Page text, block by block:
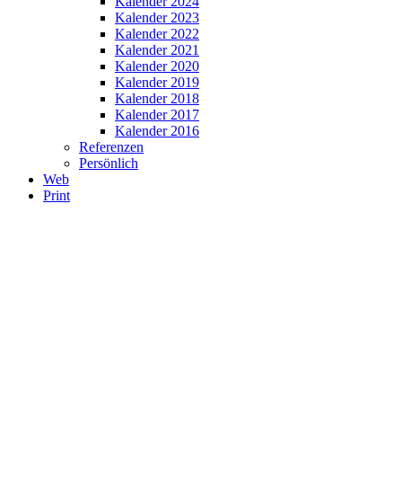
Kalender 2023
Kalender 2022
Kalender 2021
Kalender 2020
Kalender 2019
Kalender 2018
Kalender 2017
Kalender 2016
Referenzen
Persönlich
Web
Print